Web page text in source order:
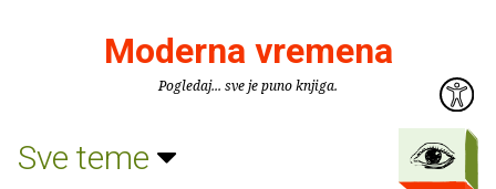
Moderna vremena
Pogledaj... sve je puno knjiga.
Sve teme